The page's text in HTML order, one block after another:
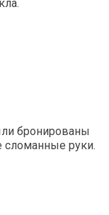
бронированы
сломанные руки.